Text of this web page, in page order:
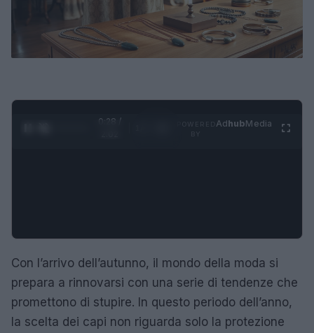
0:29 /
AdhubMedia
Con l’arrivo dell’autunno, il mondo della moda si
prepara a rinnovarsi con una serie di tendenze che
promettono di stupire. In questo periodo dell’anno,
la scelta dei capi non riguarda solo la protezione